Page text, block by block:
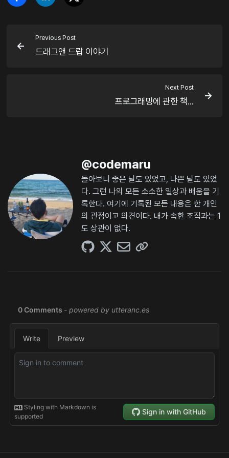
Previous Post
드래그앤 드랍 이야기
Next Post
프로그래밍에 관한 책...
@codemaru
돌아보니 좋은 날도 있었고, 나쁜 날도 있었
다. 그런 나의 모든 소소한 일상과 배움을 기
록한다. 여기에 기록된 모든 내용은 한 개인
의 관점이고 의견이다. 내가 속한 조직과는 1
도 상관이 없다.